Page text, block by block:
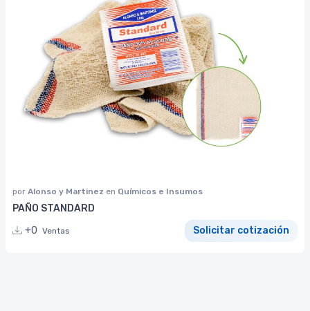
por Alonso y Martinez en Químicos e Insumos
PAÑO STANDARD
+0 Ventas Solicitar cotización